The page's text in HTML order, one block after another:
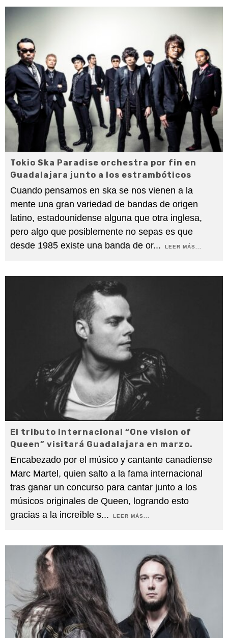
Tokio Ska Paradise orchestra por fin en
Guadalajara junto a los estrambóticos
Cuando pensamos en ska se nos vienen a la
mente una gran variedad de bandas de origen
latino, estadounidense alguna que otra inglesa,
pero algo que posiblemente no sepas es que
desde 1985 existe una banda de or... LEER MÁS...
El tributo internacional “One vision of
Queen” visitará Guadalajara en marzo.
Encabezado por el músico y cantante canadiense
Marc Martel, quien salto a la fama internacional
tras ganar un concurso para cantar junto a los
músicos originales de Queen, logrando esto
gracias a la increíble s... LEER MÁS...